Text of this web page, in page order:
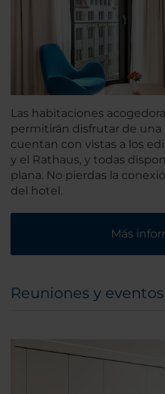
Las habitaciones
permitirán disfrutar de una
cuentan con vistas a los
y el Rathaus, y todas
plana. No pierdas la
del hotel.
Más
Reuniones y eventos